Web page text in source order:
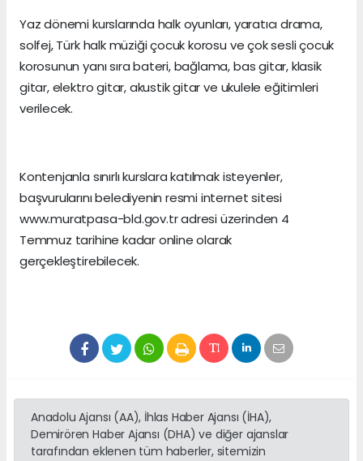
Yaz dönemi kurslarında halk oyunları, yaratıcı drama,
solfej, Türk halk müziği çocuk korosu ve çok sesli çocuk
korosunun yanı sıra bateri, bağlama, bas gitar, klasik
gitar, elektro gitar, akustik gitar ve ukulele eğitimleri
verilecek.
Kontenjanla sınırlı kurslara katılmak isteyenler,
başvurularını belediyenin resmi internet sitesi
www.muratpasa-bld.gov.tr adresi üzerinden 4
Temmuz tarihine kadar online olarak
gerçekleştirebilecek.
Anadolu Ajansı (AA), İhlas Haber Ajansı (İHA),
Demirören Haber Ajansı (DHA) ve diğer ajanslar
tarafından eklenen tüm haberler, sitemizin